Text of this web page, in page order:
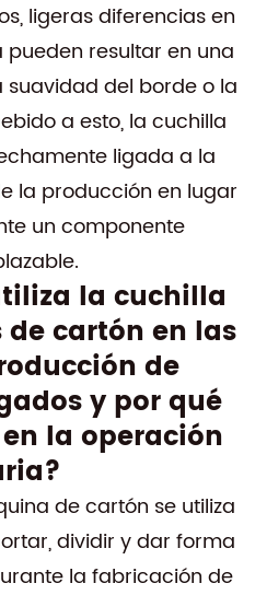
ligeras diferencias en
resultar en una
del borde o la
a esto, la cuchilla
ligada a la
la producción en lugar
un componente
la cuchilla
cartón en las
de
y por qué
la operación
de cartón se utiliza
dividir y dar forma
la fabricación de